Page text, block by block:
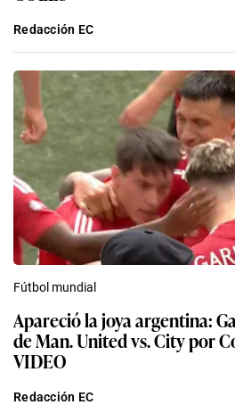
Redacción EC
Fútbol mundial
Apareció la joya argentina:
de Man. United vs. City por Community Shield |
VIDEO
Redacción EC